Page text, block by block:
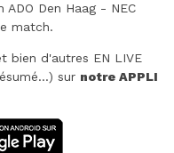
Den Haag - NEC
match.
bien d'autres EN LIVE
sur notre APPLI